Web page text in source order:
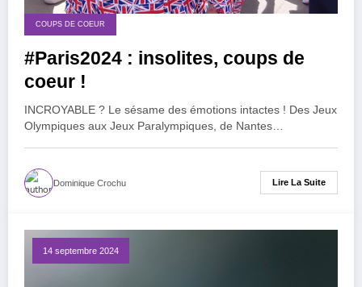
COUPS DE COEUR
#Paris2024 : insolites, coups de
coeur !
INCROYABLE ? Le sésame des émotions intactes ! Des Jeux
Olympiques aux Jeux Paralympiques, de Nantes…
Dominique Crochu Lire La Suite
14 septembre 2024